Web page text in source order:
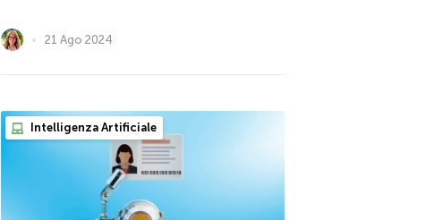
21 Ago 2024
Intelligenza Artificiale